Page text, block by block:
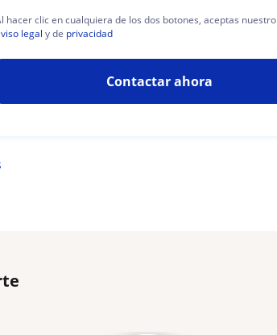
hacer clic en cualquiera de los dos botones, aceptas nuestro
legal y de privacidad
Contactar ahora